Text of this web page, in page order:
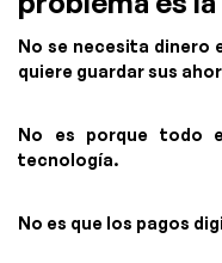
No se necesita dinero
quiere guardar sus
No es porque todo
tecnología.
No es que los pagos